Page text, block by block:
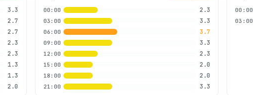
3.3
2.7
2.7
2.3
2.3
1.3
1.3
2.0
00:00 2.3
03:00 3.3
06:00 3.7
09:00 3.3
12:00 2.3
15:00 2.0
18:00 2.0
21:00 3.3
00:00
03:00